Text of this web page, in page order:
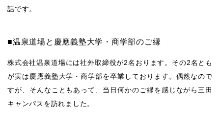
話です。
■温泉道場と慶應義塾大学・商学部のご縁
株式会社温泉道場には社外取締役が2名おります。その2名とも
が実は慶應義塾大学・商学部を卒業しております。偶然なので
すが、そんなこともあって、当日何かのご縁を感じながら三田
キャンパスを訪れました。